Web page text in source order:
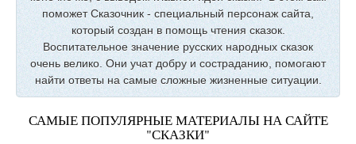
поможет Сказочник - специальный персонаж сайта,
который создан в помощь чтения сказок.
Воспитательное значение русских народных сказок
очень велико. Они учат добру и состраданию, помогают
найти ответы на самые сложные жизненные ситуации.
САМЫЕ ПОПУЛЯРНЫЕ МАТЕРИАЛЫ НА САЙТЕ
"СКАЗКИ"